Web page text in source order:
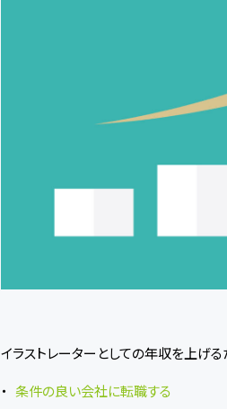
イラストレーターとしての年収を上げ
条件の良い会社に転職する